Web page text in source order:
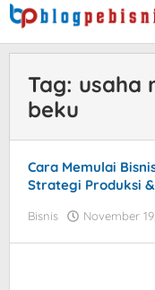
Skip
content
Tag: usaha
beku
Cara Memulai
Strategi Produksi
Bisnis November